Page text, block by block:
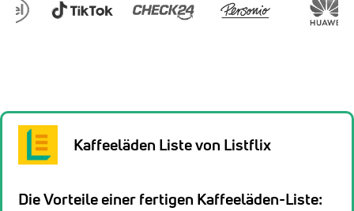
Kaffeeläden Liste von Listflix
Die Vorteile einer fertigen Kaffeeläden-Liste: